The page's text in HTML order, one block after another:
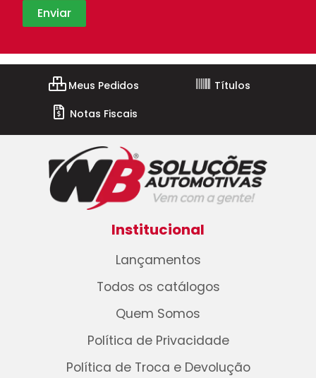
Meus Pedidos
Títulos
Notas Fiscais
Institucional
Lançamentos
Todos os catálogos
Quem Somos
Política de Privacidade
Política de Troca e Devolução